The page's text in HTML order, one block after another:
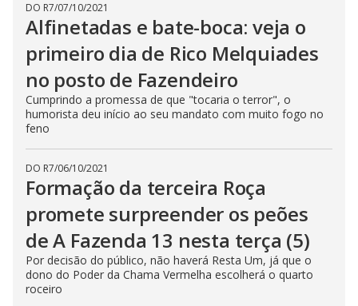
DO R7/07/10/2021
Alfinetadas e bate-boca: veja o
primeiro dia de Rico Melquiades
no posto de Fazendeiro
Cumprindo a promessa de que "tocaria o terror", o
humorista deu início ao seu mandato com muito fogo no
feno
DO R7/06/10/2021
Formação da terceira Roça
promete surpreender os peões
de A Fazenda 13 nesta terça (5)
Por decisão do público, não haverá Resta Um, já que o
dono do Poder da Chama Vermelha escolherá o quarto
roceiro